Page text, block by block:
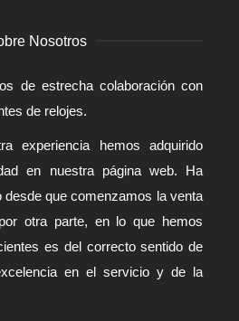
Nosotros
de estrecha colaboración con
de relojes.
experiencia hemos adquirido
en nuestra página web. Ha
desde que comenzamos la venta
otra parte, en lo que hemos
es del correcto sentido de
en el servicio y de la